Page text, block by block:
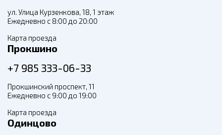
ул. Улица Курзенкова, 18, 1 этаж
Ежедневно с 8:00 до 20:00
Карта проезда
Прокшино
+7 985 333-06-33
Прокшинский проспект, 11
Ежедневно с 9:00 до 19:00
Карта проезда
Одинцово